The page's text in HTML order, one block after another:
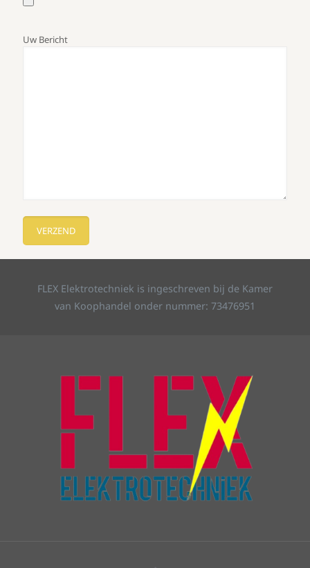
Uw Bericht
FLEX Elektrotechniek is ingeschreven bij de Kamer
van Koophandel onder nummer: 73476951